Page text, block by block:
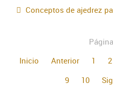
Conceptos de ajedrez
Inicio
Anterior 1 2
9
10